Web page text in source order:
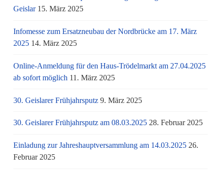
Geislar 15. März 2025
Infomesse zum Ersatzneubau der Nordbrücke am 17. März
2025 14. März 2025
Online-Anmeldung für den Haus-Trödelmarkt am 27.04.2025
ab sofort möglich 11. März 2025
30. Geislarer Frühjahrsputz 9. März 2025
30. Geislarer Frühjahrsputz am 08.03.2025 28. Februar 2025
Einladung zur Jahreshauptversammlung am 14.03.2025 26.
Februar 2025